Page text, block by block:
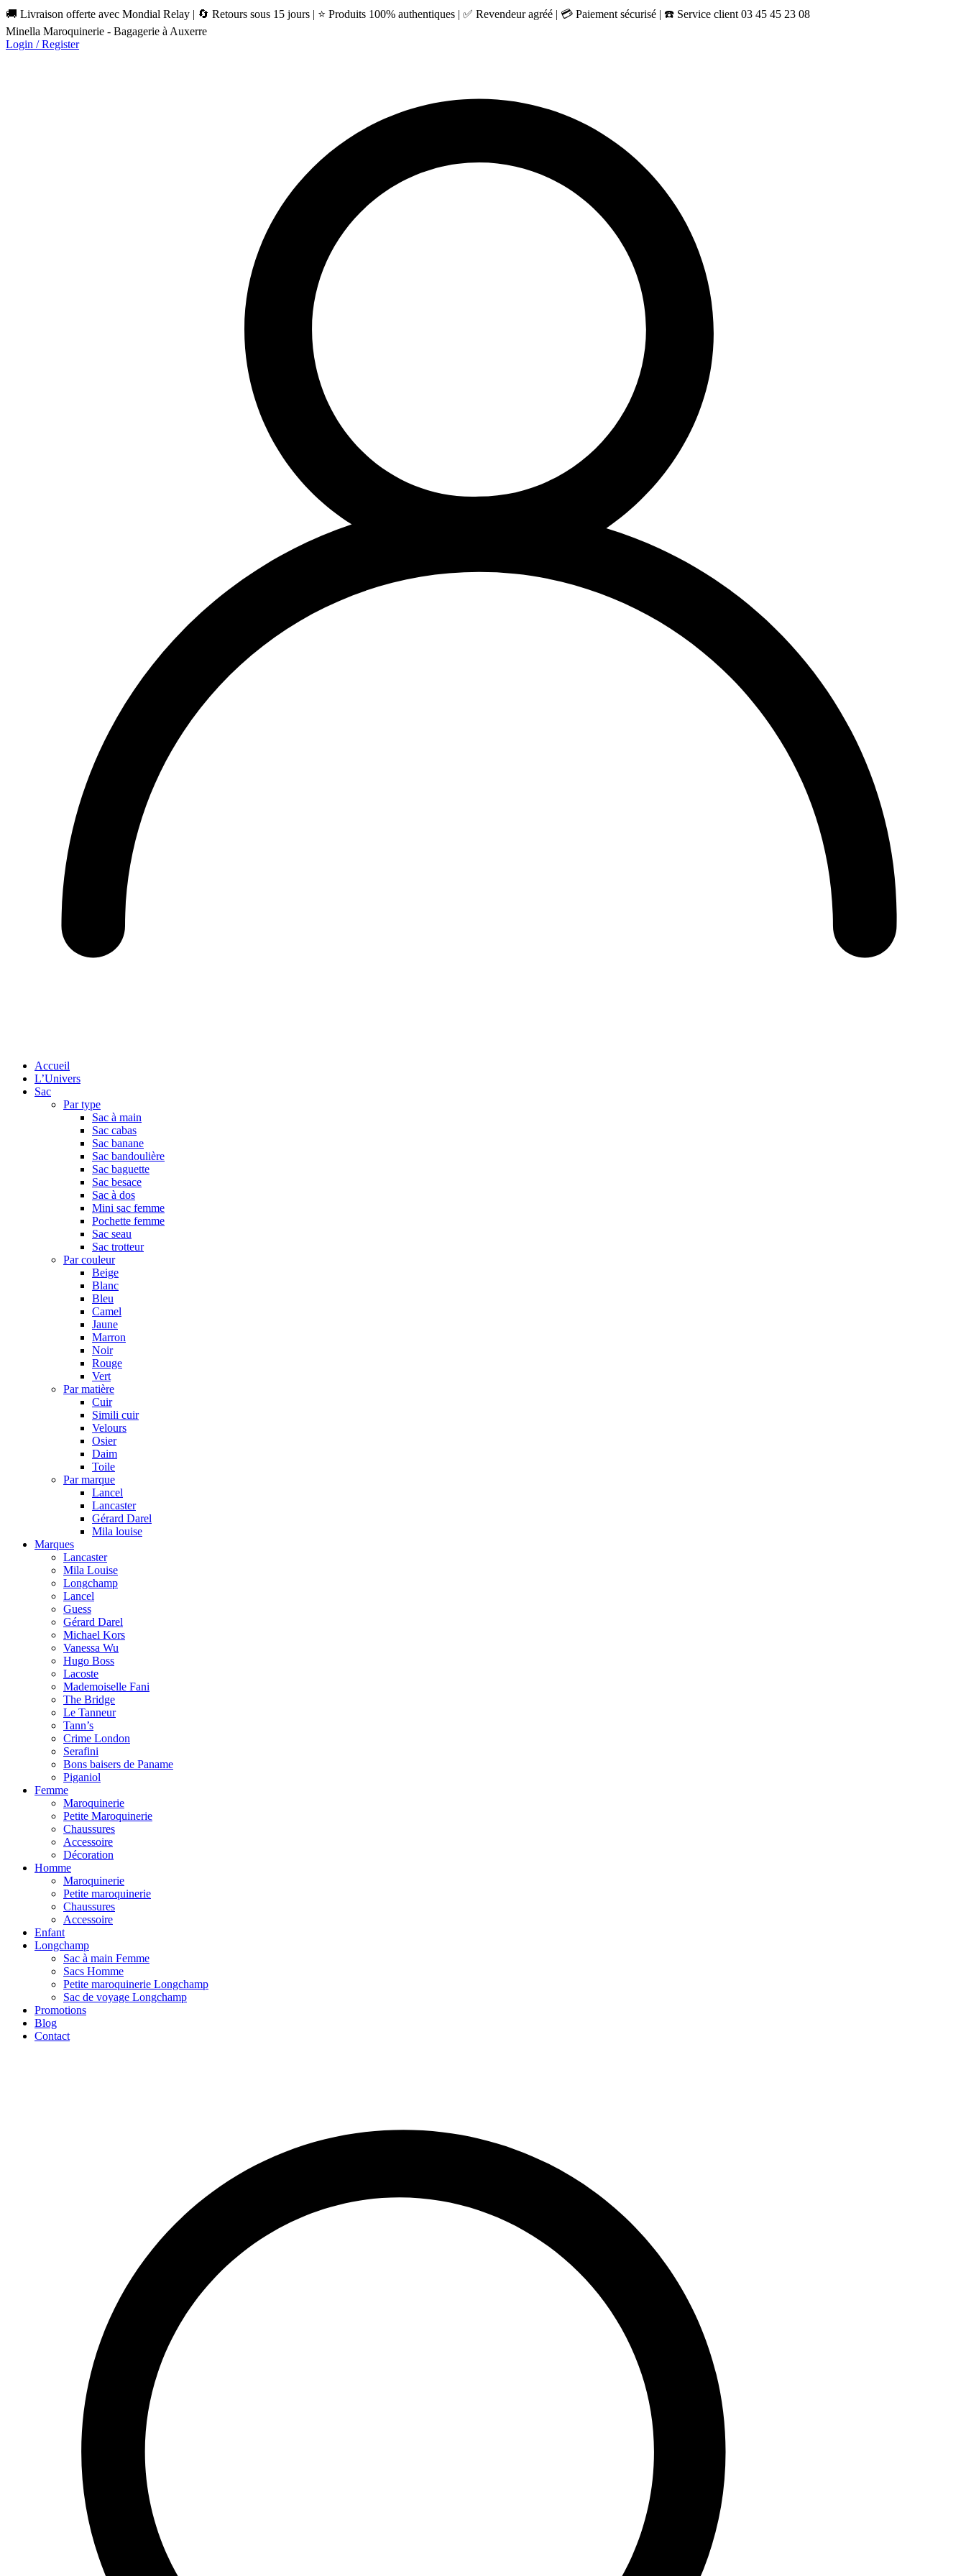
🚚 Livraison offerte avec Mondial Relay | 🔄 Retours sous 15 jours | ⭐ Produits 100% authentiques | ✅ Revendeur agréé | 💳 Paiement sécurisé | ☎️ Service client 03 45 45 23 08
Minella Maroquinerie - Bagagerie à Auxerre
Login / Register
Accueil
L’Univers
Sac
Par type
Sac à main
Sac cabas
Sac banane
Sac bandoulière
Sac baguette
Sac besace
Sac à dos
Mini sac femme
Pochette femme
Sac seau
Sac trotteur
Par couleur
Beige
Blanc
Bleu
Camel
Jaune
Marron
Noir
Rouge
Vert
Par matière
Cuir
Simili cuir
Velours
Osier
Daim
Toile
Par marque
Lancel
Lancaster
Gérard Darel
Mila louise
Marques
Lancaster
Mila Louise
Longchamp
Lancel
Guess
Gérard Darel
Michael Kors
Vanessa Wu
Hugo Boss
Lacoste
Mademoiselle Fani
The Bridge
Le Tanneur
Tann’s
Crime London
Serafini
Bons baisers de Paname
Piganiol
Femme
Maroquinerie
Petite Maroquinerie
Chaussures
Accessoire
Décoration
Homme
Maroquinerie
Petite maroquinerie
Chaussures
Accessoire
Enfant
Longchamp
Sac à main Femme
Sacs Homme
Petite maroquinerie Longchamp
Sac de voyage Longchamp
Promotions
Blog
Contact